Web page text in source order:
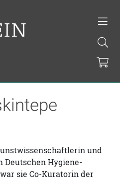
und
Deutschen Hygiene-
sie Co-Kuratorin der